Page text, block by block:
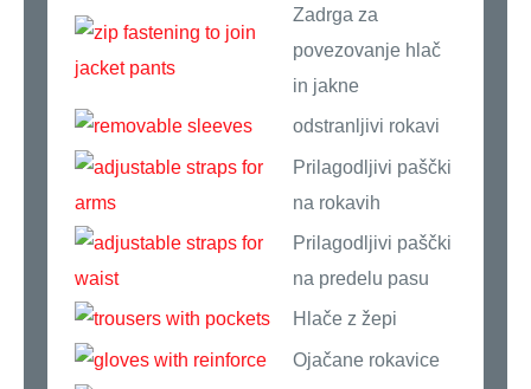
Zadrga za
povezovanje hlač
in jakne
odstranljivi rokavi
Prilagodljivi paščki
na rokavih
Prilagodljivi paščki
na predelu pasu
Hlače z žepi
Ojačane rokavice